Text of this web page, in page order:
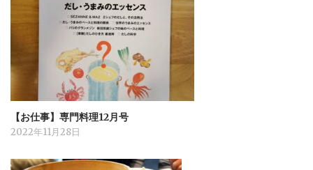
【お仕事】専門料理12月号
2022年11月28日